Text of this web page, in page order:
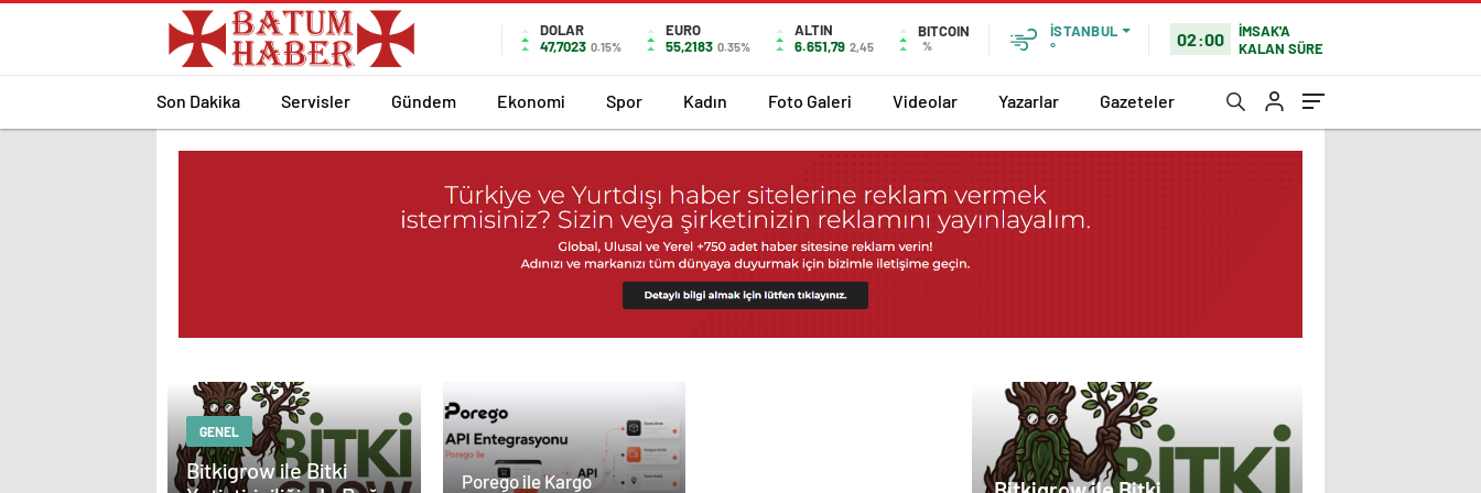
DOLAR
47,7023 0.15%
EURO
55,2183 0.35%
ALTIN
6.651,79 2,45
BITCOIN
%
İSTANBUL
°
02:00
İMSAK'A
KALAN SÜRE
Son Dakika Servisler Gündem Ekonomi Spor Kadın Foto Galeri Videolar Yazarlar Gazeteler
GENEL
Bitkigrow ile Bitki
Porego ile Kargo